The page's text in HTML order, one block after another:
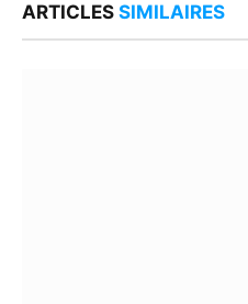
ARTICLES SIMILAIRES